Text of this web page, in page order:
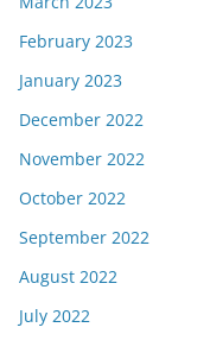
February 2023
January 2023
December 2022
November 2022
October 2022
September 2022
August 2022
July 2022